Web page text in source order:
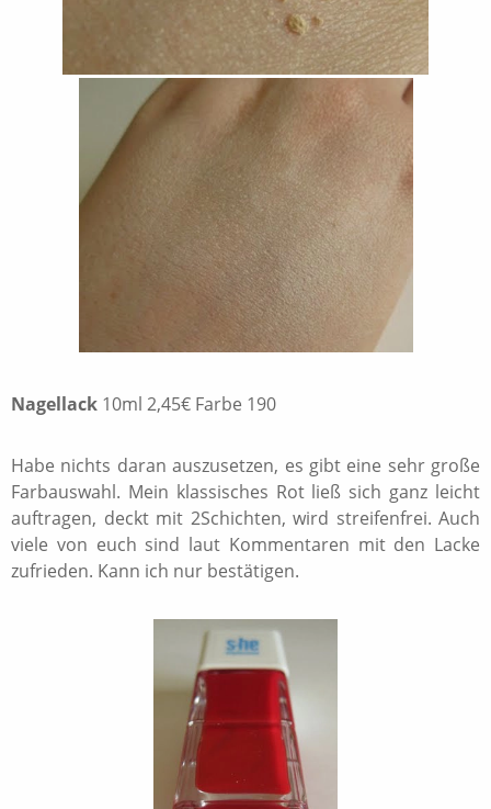
Nagellack 10ml 2,45€ Farbe 190
Habe nichts daran auszusetzen, es gibt eine sehr große
Farbauswahl. Mein klassisches Rot ließ sich ganz leicht
auftragen, deckt mit 2Schichten, wird streifenfrei. Auch
viele von euch sind laut Kommentaren mit den Lacke
zufrieden. Kann ich nur bestätigen.